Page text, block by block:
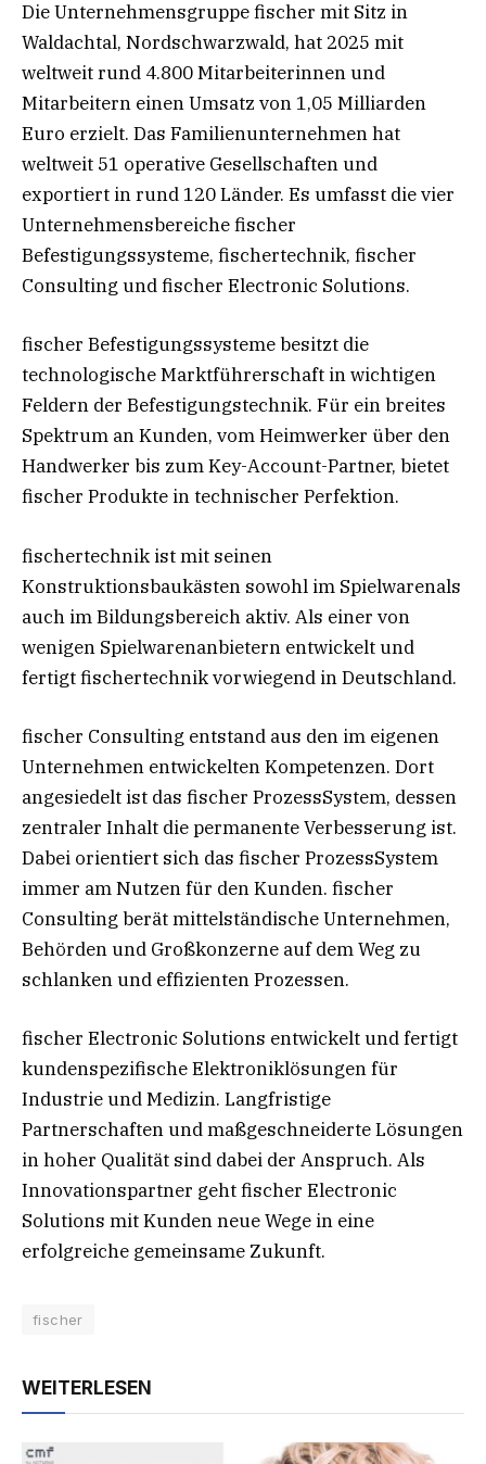
Die Unternehmensgruppe fischer mit Sitz in
Waldachtal, Nordschwarzwald, hat 2025 mit
weltweit rund 4.800 Mitarbeiterinnen und
Mitarbeitern einen Umsatz von 1,05 Milliarden
Euro erzielt. Das Familienunternehmen hat
weltweit 51 operative Gesellschaften und
exportiert in rund 120 Länder. Es umfasst die vier
Unternehmensbereiche fischer
Befestigungssysteme, fischertechnik, fischer
Consulting und fischer Electronic Solutions.
fischer Befestigungssysteme besitzt die
technologische Marktführerschaft in wichtigen
Feldern der Befestigungstechnik. Für ein breites
Spektrum an Kunden, vom Heimwerker über den
Handwerker bis zum Key-Account-Partner, bietet
fischer Produkte in technischer Perfektion.
fischertechnik ist mit seinen
Konstruktionsbaukästen sowohl im Spielwarenals
auch im Bildungsbereich aktiv. Als einer von
wenigen Spielwarenanbietern entwickelt und
fertigt fischertechnik vorwiegend in Deutschland.
fischer Consulting entstand aus den im eigenen
Unternehmen entwickelten Kompetenzen. Dort
angesiedelt ist das fischer ProzessSystem, dessen
zentraler Inhalt die permanente Verbesserung ist.
Dabei orientiert sich das fischer ProzessSystem
immer am Nutzen für den Kunden. fischer
Consulting berät mittelständische Unternehmen,
Behörden und Großkonzerne auf dem Weg zu
schlanken und effizienten Prozessen.
fischer Electronic Solutions entwickelt und fertigt
kundenspezifische Elektroniklösungen für
Industrie und Medizin. Langfristige
Partnerschaften und maßgeschneiderte Lösungen
in hoher Qualität sind dabei der Anspruch. Als
Innovationspartner geht fischer Electronic
Solutions mit Kunden neue Wege in eine
erfolgreiche gemeinsame Zukunft.
fischer
WEITERLESEN